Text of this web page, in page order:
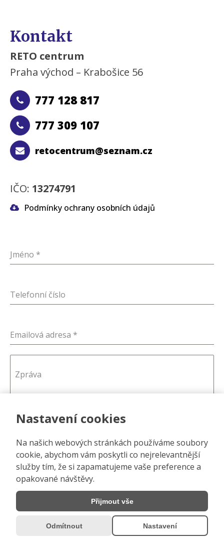
Kontakt
RETO centrum
Praha východ – Krabošice 56
777 128 817
777 309 107
retocentrum@seznam.cz
IČO: 13274791
Podmínky ochrany osobních údajů
Jméno *
Telefonní číslo
Emailová adresa *
Zpráva
0 / 180
Odesláním formuláře souhlasíte se zpracováním
osobních údajů.
Poslat zprávu
Nastavení cookies
Na našich webových stránkách používáme soubory
cookie, abychom vám poskytli co nejrelevantnější
služby tím, že si zapamatujeme vaše preference a
opakované návštěvy.
Přijmout vše
Odmítnout Nastavení